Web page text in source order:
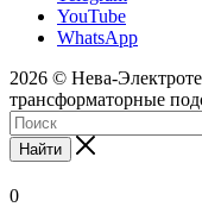
YouTube
WhatsApp
2026 © Нева-
трансформаторные
Найти
0